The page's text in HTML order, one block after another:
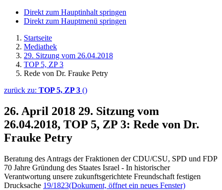
Direkt zum Hauptinhalt springen
Direkt zum Hauptmenü springen
Startseite
Mediathek
29. Sitzung vom 26.04.2018
TOP 5, ZP 3
Rede von Dr. Frauke Petry
zurück zu: TOP 5, ZP 3 ()
26. April 2018 29. Sitzung vom
26.04.2018, TOP 5, ZP 3: Rede von Dr.
Frauke Petry
Beratung des Antrags der Fraktionen der CDU/CSU, SPD und FDP
70 Jahre Gründung des Staates Israel - In historischer
Verantwortung unsere zukunftsgerichtete Freundschaft festigen
Drucksache 19/1823(Dokument, öffnet ein neues Fenster)